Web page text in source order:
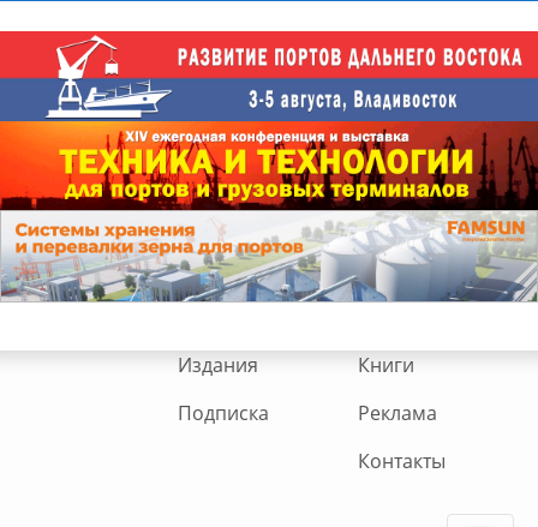
Издания
Книги
Подписка
Реклама
Контакты